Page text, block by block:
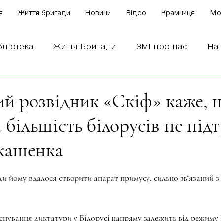
Життя бригади Новини Відео Крамниця
Життя Бригади ЗМІ про нас
бійців
розвідник «Скіф» каже,
білорусів не
йому вдалося створити апарат примусу, сильно зв‘язаний
диктатури у Білорусі напряму залежить від режиму